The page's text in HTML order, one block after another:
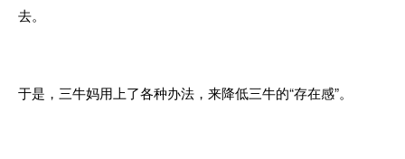
去。
于是，三牛妈用上了各种办法，来降低三牛的“存在感”。